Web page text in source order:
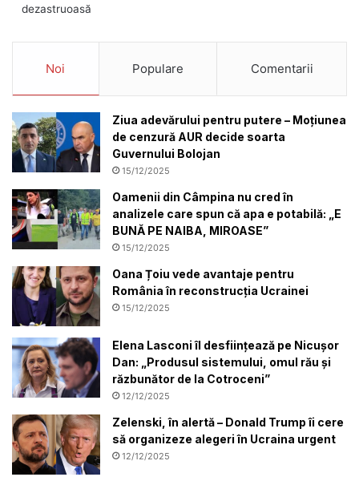
dezastruoasă
Noi Populare Comentarii
Ziua adevărului pentru putere – Moțiunea
de cenzură AUR decide soarta
Guvernului Bolojan
15/12/2025
Oamenii din Câmpina nu cred în
analizele care spun că apa e potabilă: „E
BUNĂ PE NAIBA, MIROASE”
15/12/2025
Oana Țoiu vede avantaje pentru
România în reconstrucția Ucrainei
15/12/2025
Elena Lasconi îl desființează pe Nicușor
Dan: „Produsul sistemului, omul rău și
răzbunător de la Cotroceni”
12/12/2025
Zelenski, în alertă – Donald Trump îi cere
să organizeze alegeri în Ucraina urgent
12/12/2025